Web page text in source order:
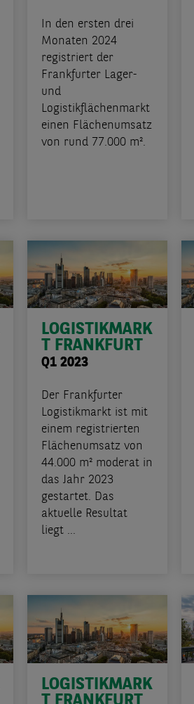
In den ersten drei
Monaten 2024
registriert der
Frankfurter Lager-
und
Logistikflächenmarkt
einen Flächenumsatz
von rund 77.000 m².
LOGISTIKMARK
T FRANKFURT
Q1 2023
Der Frankfurter
Logistikmarkt ist mit
einem registrierten
Flächenumsatz von
44.000 m² moderat in
das Jahr 2023
gestartet. Das
aktuelle Resultat
liegt ...
LOGISTIKMARK